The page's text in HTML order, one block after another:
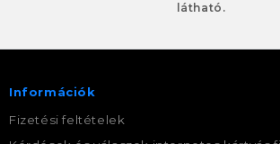
látható.
Információk
Fizetési feltételek